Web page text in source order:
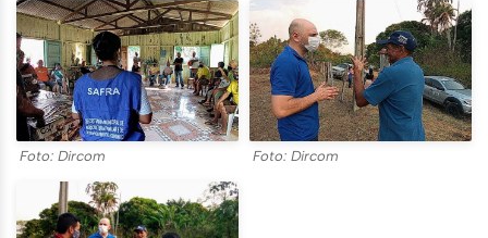
Foto: Dircom Foto: Dircom